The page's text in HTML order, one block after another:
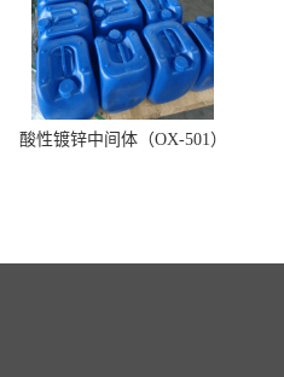
酸性镀锌中间体（OX-501）